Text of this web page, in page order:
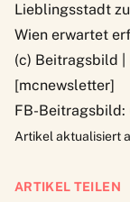
Lieblingsstadt
Wien erwartet
(c) Beitragsbild |
[mcnewsletter]
FB-Beitragsbild:
Artikel aktualisiert
ARTIKEL TEILEN